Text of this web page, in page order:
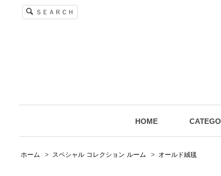
ＳＥＡＲＣＨ
HOME
ホーム > スペシャル コレクション ルーム > オールド絨毯